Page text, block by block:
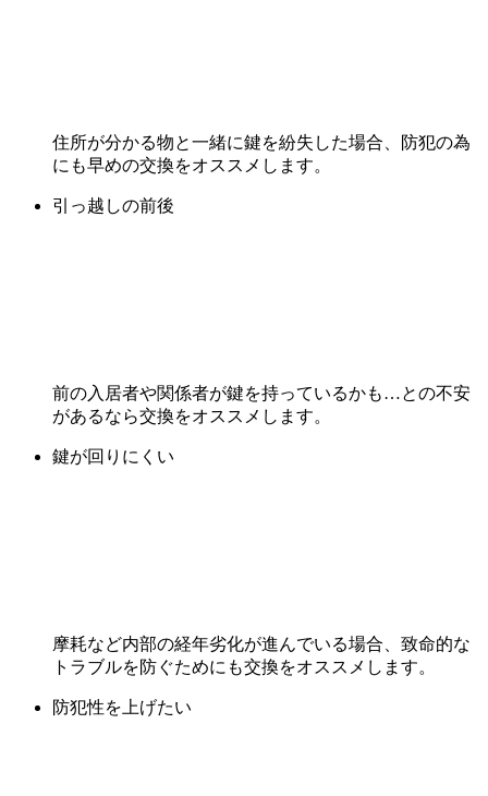
住所が分かる物と一緒に鍵を紛失した場合、防犯の為
にも早めの交換をオススメします。
引っ越しの前後
前の入居者や関係者が鍵を持っているかも…との不安
があるなら交換をオススメします。
鍵が回りにくい
摩耗など内部の経年劣化が進んでいる場合、致命的な
トラブルを防ぐためにも交換をオススメします。
防犯性を上げたい